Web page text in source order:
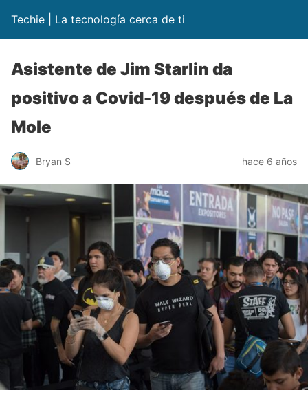
Techie | La tecnología cerca de ti
Asistente de Jim Starlin da
positivo a Covid-19 después de La
Mole
Bryan S hace 6 años